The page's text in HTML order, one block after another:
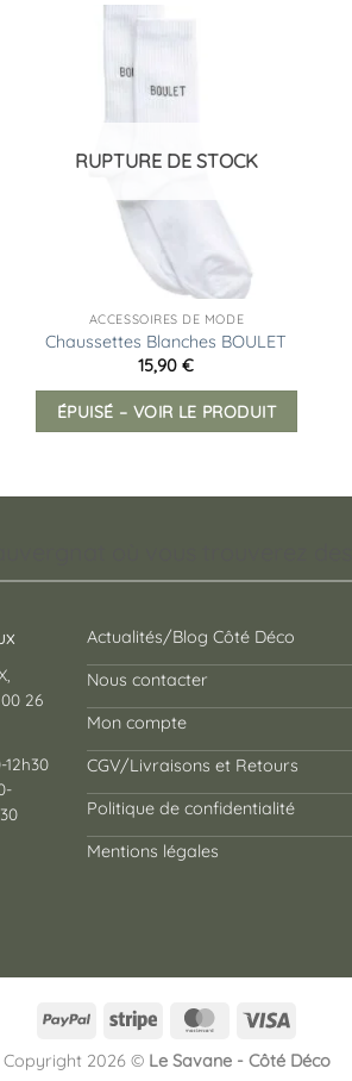
RUPTURE DE STOCK
ACCESSOIRES DE MODE
Chaussettes Blanches BOULET
15,90€
ÉPUISÉ – VOIR LE PRODUIT
26
Actualités/Blog Côté Déco
Nous contacter
Mon compte
CGV/Livraisons et Retours
Politique de confidentialité
Mentions légales
PayPal Stripe MasterCard
Visa
Copyright 2026 © Le Savane - Côté Déco